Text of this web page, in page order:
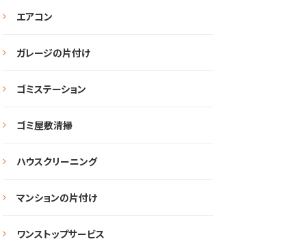
エアコン
ガレージの片付け
ゴミステーション
ゴミ屋敷清掃
ハウスクリーニング
マンションの片付け
ワンストップサービス